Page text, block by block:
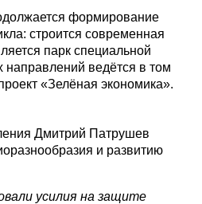
формирование
строится современная
парк специальной
направлений ведётся в том
«Зелёная экономика».
Дмитрий Патрушев
и развитию
усилия на защите